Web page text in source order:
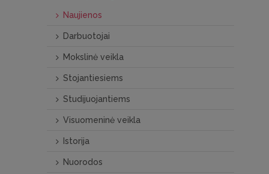
Naujienos
Darbuotojai
Mokslinė veikla
Stojantiesiems
Studijuojantiems
Visuomeninė veikla
Istorija
Nuorodos